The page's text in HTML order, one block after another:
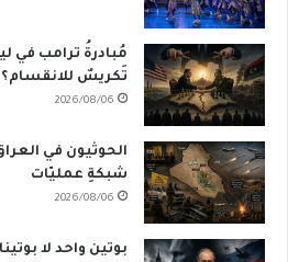
مُبادرةُ ترامب في
تَكريسٌ للانقسام؟
2026/08/06
الحوثيون في
شبكةِ عمليّات
2026/08/06
بوتين واحد لا